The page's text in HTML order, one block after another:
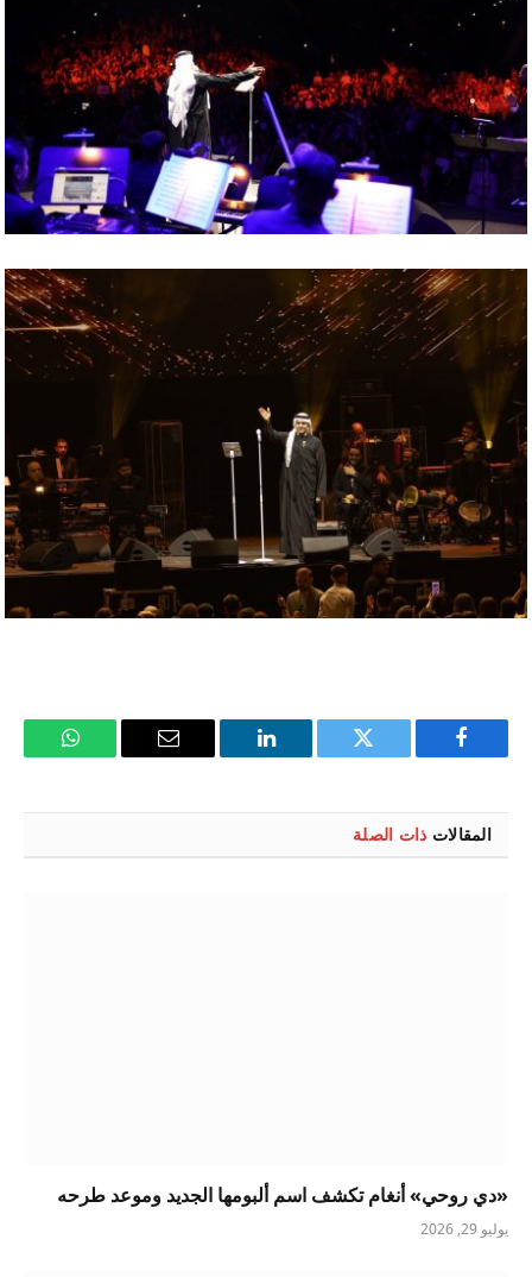
فيسبوك تويتر لينكدإن
البريد
واتساب
المقالات ذات الصلة
«دي روحي» أنغام تكشف اسم ألبومها الجديد وموعد طرحه
يوليو 29, 2026